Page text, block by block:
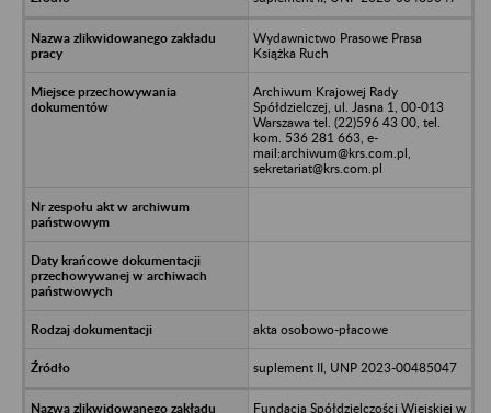
Wydawnictwo Prasowe Prasa
Książka Ruch
Archiwum Krajowej Rady
Spółdzielczej, ul. Jasna 1, 00-013
Warszawa tel. (22)596 43 00, tel.
kom. 536 281 663, e-
mail:archiwum@krs.com.pl,
sekretariat@krs.com.pl
akta osobowo-płacowe
suplement II, UNP 2023-00485047
Fundacja Spółdzielczości Wiejskiej w